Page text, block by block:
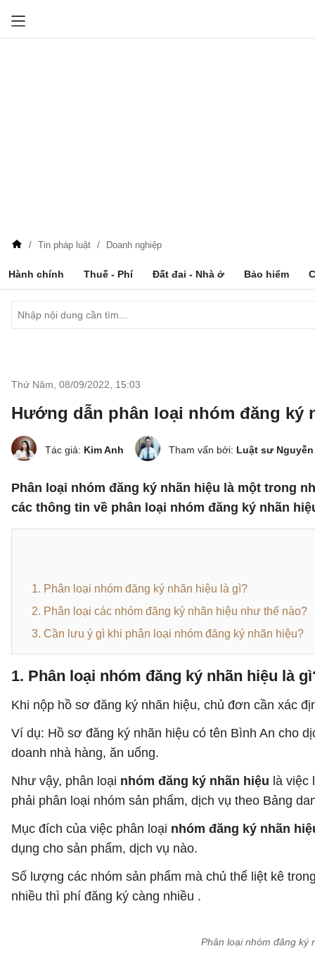
Tin pháp luật Doanh nghiệp
Hành chính Thuế - Phí Đất đai - Nhà ở Bảo hiểm
Thứ Năm, 08/09/2022 15:03
Hướng dẫn phân loại nhóm đăng ký
Tác giả: Kim Anh Tham vấn bởi: Luật sư
Phân loại nhóm đăng ký nhãn hiệu là một trong
các thông tin về phân loại nhóm đăng ký nhãn
1. Phân loại nhóm đăng ký nhãn hiệu là gì?
2. Phân loại các nhóm đăng ký nhãn hiệu như thế nào?
3. Cần lưu ý gì khi phân loại nhóm đăng ký nhãn hiệu?
1. Phân loại nhóm đăng ký nhãn hiệu là
Khi nộp hồ sơ đăng ký nhãn hiệu, chủ đơn cần xác
Ví dụ: Hồ sơ đăng ký nhãn hiệu có tên Bình An cho
doanh nhà hàng, ăn uống.
Như vậy, phân loại nhóm đăng ký nhãn hiệu là việc
phải phân loại nhóm sản phẩm, dịch vụ theo Bảng
Mục đích của việc phân loại nhóm đăng ký nhãn
dụng cho sản phẩm, dịch vụ nào.
Số lượng các nhóm sản phẩm mà chủ thể liệt kê
nhiều thì phí đăng ký càng nhiều .
Phân loại nhóm đăng ký